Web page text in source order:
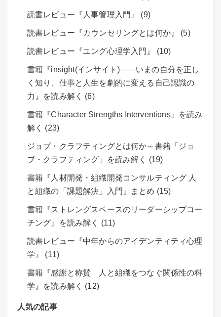
読書レビュー『人事管理入門』 (9)
読書レビュー『カウンセリングとは何か』 (5)
読書レビュー『ユング心理学入門』 (10)
書籍『insight(インサイト)――いまの自分を正し
く知り、仕事と人生を劇的に変える自己認識の
力』を読み解く (6)
書籍『Character Strengths Interventions』を読み
解く (23)
ジョブ・クラフティングとは何か～書籍「ジョ
ブ・クラフティング」を読み解く (19)
書籍『人材開発・組織開発コンサルティング 人
と組織の「課題解決」入門』まとめ (15)
書籍『ストレングスベースのリーダーシップコー
チング』を読み解く (11)
読書レビュー『中年からのアイデンティティ心理
学』 (11)
書籍『感謝と称賛 人と組織をつなぐ関係性の科
学』を読み解く (12)
人気の記事